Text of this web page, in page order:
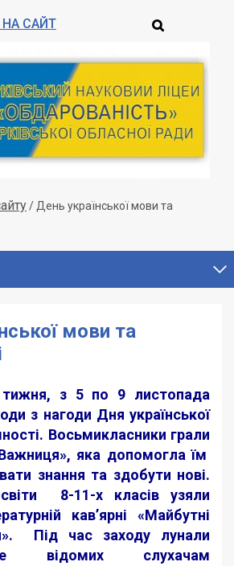
НА САЙТ
/ День української мови та
мови та
з 5 по 9 листопада
з нагоди Дня української
Восьмикласники грали
яка допомогла їм
знання та здобути нові.
8-11-х класів узяли
кав’ярні «Майбутні
Під час заходу лунали
відомих слухачам